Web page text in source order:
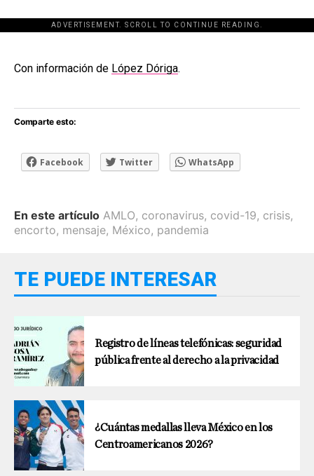
ADVERTISEMENT. SCROLL TO CONTINUE READING.
[adsforwp id="243463"]
Con información de López Dóriga.
Comparte esto:
Facebook Twitter WhatsApp
En este artículo AMLO, coronavirus, covid-19, crisis,
encorto, mensaje, México, pandemia
TE PUEDE INTERESAR
Registro de líneas telefónicas: seguridad
pública frente al derecho a la privacidad
¿Cuántas medallas lleva México en los
Centroamericanos 2026?